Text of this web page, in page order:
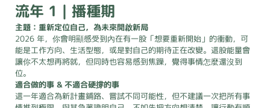
流年 1｜播種期
主題：重新定位自己，為未來開啟新局
2026 年，你會明顯感受到內在有一股「想要重新開始」的衝動，可
能是工作方向、生活型態，或是對自己的期待正在改變。這股能量會
讓你不太想再將就，但同時也容易感到焦躁，覺得事情怎麼還沒到
位。
適合做的事 & 不適合硬撐的事
這一年適合為新計畫鋪路、嘗試不同可能性，但不建議一次把所有事